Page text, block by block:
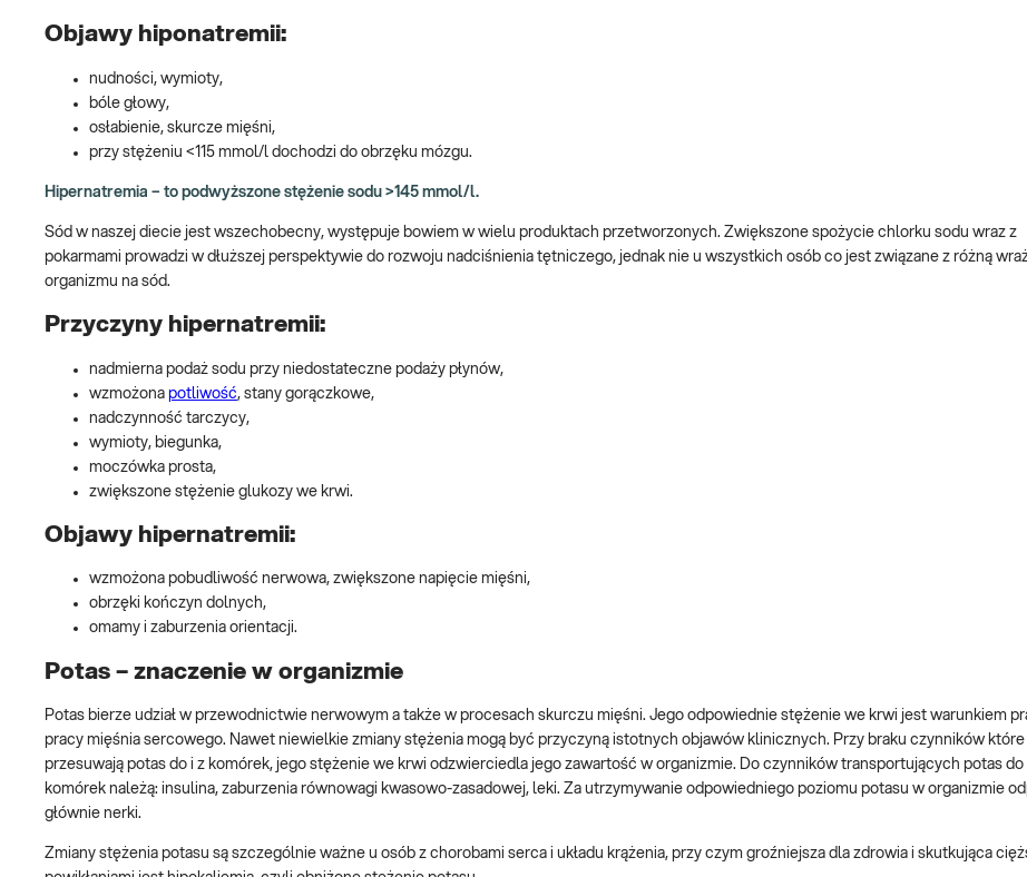
Objawy hiponatremii:
nudności, wymioty,
bóle głowy,
osłabienie, skurcze mięśni,
przy stężeniu <115 mmol/l dochodzi do obrzęku mózgu.
Hipernatremia – to podwyższone stężenie sodu >145 mmol/l.
Sód w naszej diecie jest wszechobecny, występuje bowiem w wielu produktach przetworzonych. Zwiększone spożycie chlorku sodu wraz z
pokarmami prowadzi w dłuższej perspektywie do rozwoju nadciśnienia tętniczego, jednak nie u wszystkich osób co jest związane z różną
organizmu na sód.
Przyczyny hipernatremii:
nadmierna podaż sodu przy niedostateczne podaży płynów,
wzmożona potliwość, stany gorączkowe,
nadczynność tarczycy,
wymioty, biegunka,
moczówka prosta,
zwiększone stężenie glukozy we krwi.
Objawy hipernatremii:
wzmożona pobudliwość nerwowa, zwiększone napięcie mięśni,
obrzęki kończyn dolnych,
omamy i zaburzenia orientacji.
Potas – znaczenie w organizmie
Potas bierze udział w przewodnictwie nerwowym a także w procesach skurczu mięśni. Jego odpowiednie stężenie we krwi jest warunkiem
pracy mięśnia sercowego. Nawet niewielkie zmiany stężenia mogą być przyczyną istotnych objawów klinicznych. Przy braku czynników które
przesuwają potas do i z komórek, jego stężenie we krwi odzwierciedla jego zawartość w organizmie. Do czynników transportujących potas do
komórek należą: insulina, zaburzenia równowagi kwasowo-zasadowej, leki. Za utrzymywanie odpowiedniego poziomu potasu w organizmie
głównie nerki.
Zmiany stężenia potasu są szczególnie ważne u osób z chorobami serca i układu krążenia, przy czym groźniejsza dla zdrowia i skutkująca